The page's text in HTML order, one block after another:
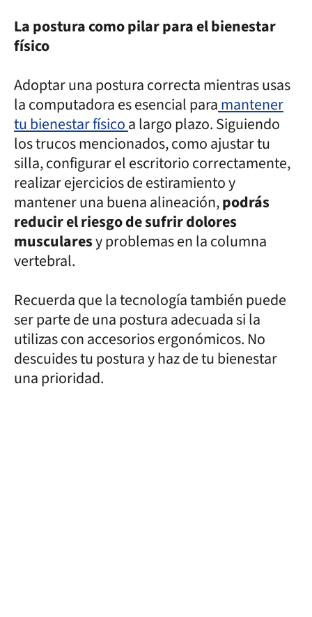
La postura como pilar para el bienestar
físico
Adoptar una postura correcta mientras usas
la computadora es esencial paramantener
tu bienestar físicoa largo plazo. Siguiendo
los trucos mencionados, como ajustar tu
silla, configurar el escritorio correctamente,
realizar ejercicios de estiramiento y
mantener una buena alineación,podrás
reducir el riesgo de sufrir dolores
muscularesy problemas en la columna
vertebral.
Recuerda que la tecnología también puede
ser parte de una postura adecuada si la
utilizas con accesorios ergonómicos. No
descuides tu postura y haz de tu bienestar
una prioridad.